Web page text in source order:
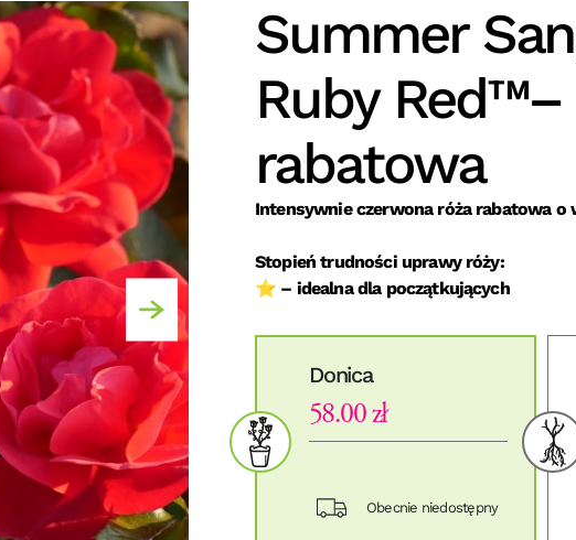
Summer
Ruby Red™–
rabatowa
Intensywnie czerwona róża rabatowa
Stopień trudności uprawy róży:
⭐ – idealna dla początkujących
Donica
58.00 zł
Obecnie niedostępny